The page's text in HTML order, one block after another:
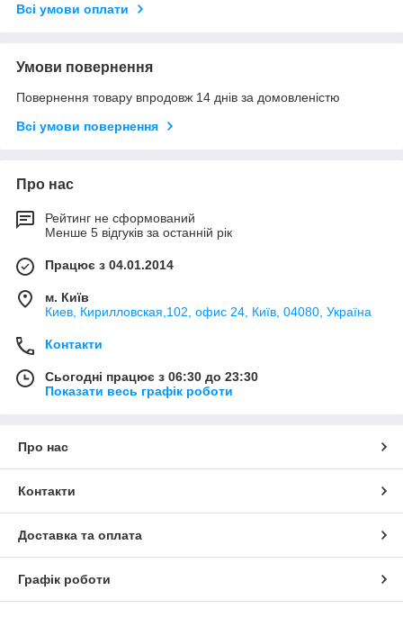
Всі умови оплати
Умови повернення
Повернення товару впродовж 14 днів за домовленістю
Всі умови повернення
Про нас
Рейтинг не сформований
Менше 5 відгуків за останній рік
Працює з 04.01.2014
м. Київ
Киев, Кирилловская,102, офис 24, Київ, 04080, Україна
Контакти
Сьогодні працює з 06:30 до 23:30
Показати весь графік роботи
Про нас
Контакти
Доставка та оплата
Графік роботи